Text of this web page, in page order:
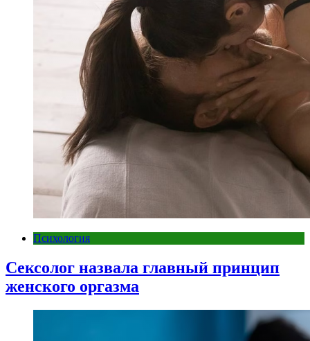
Психология
Сексолог назвала главный принцип
женского оргазма